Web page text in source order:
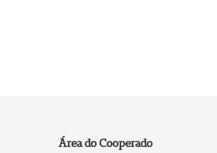
Área do Cooperado